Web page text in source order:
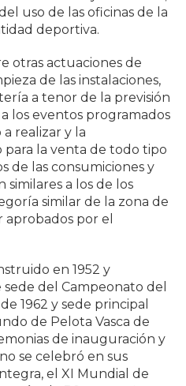
uso de las oficinas de la
deportiva.
otras actuaciones de
de las instalaciones,
a tenor de la previsión
los eventos programados
realizar y la
para la venta de todo tipo
de las consumiciones y
similares a los de los
similar de la zona de
por el
en 1952 y
del Campeonato del
1962 y sede principal
de Pelota Vasca de
de inauguración y
se celebró en sus
el XI Mundial de